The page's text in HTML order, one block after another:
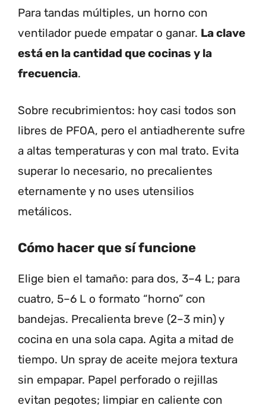
Para tandas múltiples, un horno con
ventilador puede empatar o ganar. La clave
está en la cantidad que cocinas y la
frecuencia.
Sobre recubrimientos: hoy casi todos son
libres de PFOA, pero el antiadherente sufre
a altas temperaturas y con mal trato. Evita
superar lo necesario, no precalientes
eternamente y no uses utensilios
metálicos.
Cómo hacer que sí funcione
Elige bien el tamaño: para dos, 3–4 L; para
cuatro, 5–6 L o formato “horno” con
bandejas. Precalienta breve (2–3 min) y
cocina en una sola capa. Agita a mitad de
tiempo. Un spray de aceite mejora textura
sin empapar. Papel perforado o rejillas
evitan pegotes; limpiar en caliente con